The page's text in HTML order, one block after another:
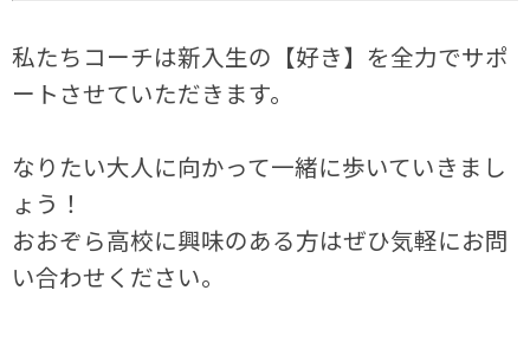
私たちコーチは新入生の【好き】を全力でサポ
ートさせていただきます。
なりたい大人に向かって一緒に歩いていきまし
ょう！
おおぞら高校に興味のある方はぜひ気軽にお問
い合わせください。